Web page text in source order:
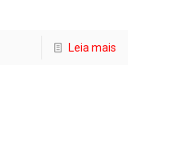
Leia mais